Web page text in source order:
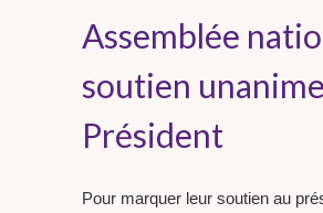
Assemblée
soutien
Président
Pour marquer leur soutien au